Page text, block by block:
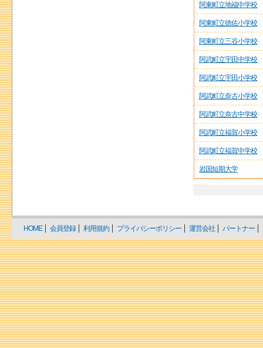
阿東町立地福中学校
阿東町立徳佐小学校
阿東町立三谷小学校
阿武町立宇田中学校
阿武町立宇田小学校
阿武町立奈古小学校
阿武町立奈古中学校
阿武町立福賀小学校
阿武町立福賀中学校
岩国短期大学
HOME 会員登録 利用規約 プライバシーポリシー 運営会社 パートナー